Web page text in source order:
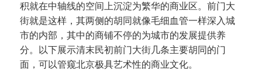
积就在中轴线的空间上沉淀为繁华的商业区。前门大
街就是这样，其两侧的胡同就像毛细血管一样深入城
市的内部，其中的商铺不停的为城市的发展提供养
分。以下展示清末民初前门大街几条主要胡同的门
面，可以管窥北京极具艺术性的商业文化。